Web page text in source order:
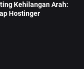
Kehilangan Arah:
Hostinger